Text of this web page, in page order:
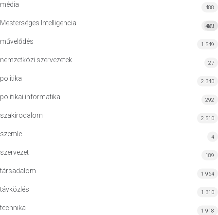
média 488
Mesterséges Intelligencia MI
427
művelődés 1 549
nemzetközi szervezetek 27
politika 2 340
politikai informatika 292
szakirodalom 2 510
szemle 4
szervezet 189
társadalom 1 964
távközlés 1 310
technika 1 918